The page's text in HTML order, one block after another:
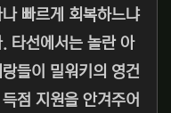
빠르게 회복하느냐
타선에서는 놀란 아
들이 밀워키의 영건
점 지원을 안겨주어